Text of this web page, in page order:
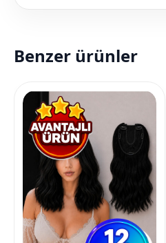
Benzer ürünler